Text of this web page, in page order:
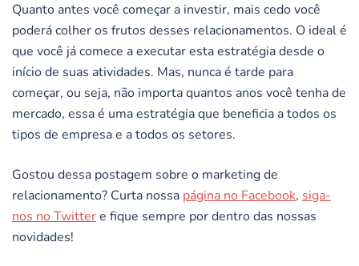
Quanto antes você começar a investir, mais cedo você
poderá colher os frutos desses relacionamentos. O ideal é
que você já comece a executar esta estratégia desde o
início de suas atividades. Mas, nunca é tarde para
começar, ou seja, não importa quantos anos você tenha de
mercado, essa é uma estratégia que beneficia a todos os
tipos de empresa e a todos os setores.
Gostou dessa postagem sobre o marketing de
relacionamento? Curta nossa página no Facebook, siga-
nos no Twittere fique sempre por dentro das nossas
novidades!